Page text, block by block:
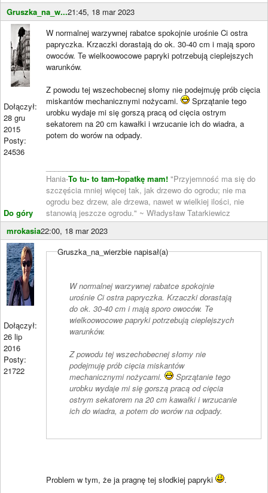
Gruszka_na_w...21:45, 18 mar 2023
Dołączył:
28 gru
2015
Posty:
24536
Do góry
W normalnej warzywnej rabatce spokojnie urośnie Ci ostra
papryczka. Krzaczki dorastają do ok. 30-40 cm i mają sporo
owoców. Te wielkoowocowe papryki potrzebują cieplejszych
warunków.
Z powodu tej wszechobecnej słomy nie podejmuję prób cięcia
miskantów mechanicznymi nożycami.
Sprzątanie tego
urobku wydaje mi się gorszą pracą od cięcia ostrym
sekatorem na 20 cm kawałki i wrzucanie ich do wiadra, a
potem do worów na odpady.
Hania-To tu- to tam-łopatkę mam! "Przyjemność ma się do
szczęścia mniej więcej tak, jak drzewo do ogrodu; nie ma
ogrodu bez drzew, ale drzewa, nawet w wielkiej ilości, nie
stanowią jeszcze ogrodu." ~ Władysław Tatarkiewicz
mrokasia22:00, 18 mar 2023
Dołączył:
26 lip
2016
Posty:
21722
Gruszka_na_wierzbie napisał(a)
W normalnej warzywnej rabatce spokojnie
urośnie Ci ostra papryczka. Krzaczki dorastają
do ok. 30-40 cm i mają sporo owoców. Te
wielkoowocowe papryki potrzebują cieplejszych
warunków.
Z powodu tej wszechobecnej słomy nie
podejmuję prób cięcia miskantów
mechanicznymi nożycami.
Sprzątanie tego
urobku wydaje mi się gorszą pracą od cięcia
ostrym sekatorem na 20 cm kawałki i wrzucanie
ich do wiadra, a potem do worów na odpady.
Problem w tym, że ja pragnę tej słodkiej papryki .